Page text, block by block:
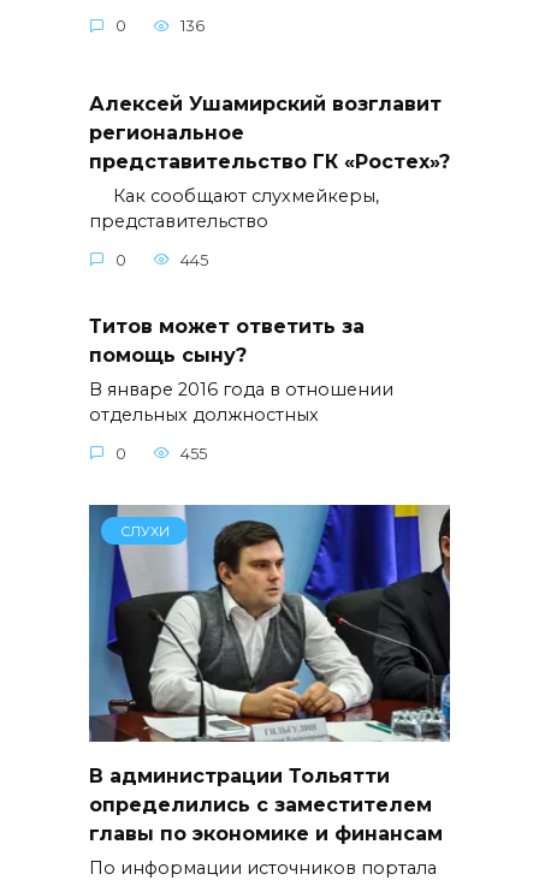
0 136
Алексей Ушамирский возглавит
региональное
представительство ГК «Ростех»?
Как сообщают слухмейкеры,
представительство
0 445
Титов может ответить за
помощь сыну?
В январе 2016 года в отношении
отдельных должностных
0 455
СЛУХИ
В администрации Тольятти
определились с заместителем
главы по экономике и финансам
По информации источников портала